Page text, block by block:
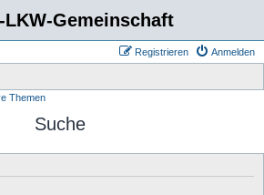
Gemeinschaft
Anmelden
Registrieren
Themen
Suche